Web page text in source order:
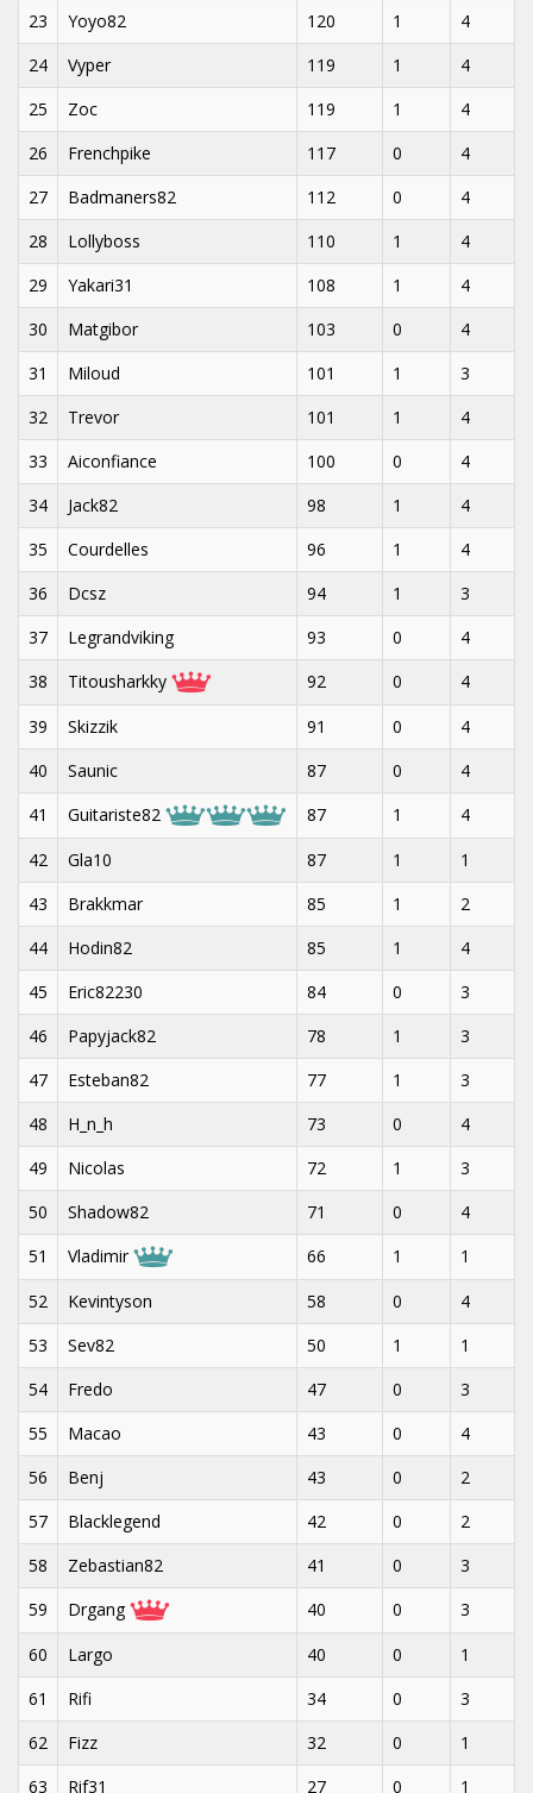
23
Yoyo82 120 1
4
24
Vyper 119 1
4
25
Zoc 119 1
4
26
Frenchpike 117 0
4
27
Badmaners82 112 0
4
28
Lollyboss 110 1
4
29
Yakari31 108 1
4
30
Matgibor 103 0
4
31
Miloud 101 1
3
32
Trevor 101 1
4
33
Aiconfiance 100 0
4
34
Jack82 98 1
4
35
Courdelles 96 1
4
36
Dcsz 94 1
3
37
Legrandviking 93 0
4
38
Titousharkky 92 0
4
39
Skizzik 91 0
4
40
Saunic 87 0
4
41
Guitariste82 87 1
4
42
Gla10 87 1
1
43
Brakkmar 85 1
2
44
Hodin82 85 1
4
45
Eric82230 84 0
3
46
Papyjack82 78 1
3
47
Esteban82 77 1
3
48
H_n_h 73 0
4
49
Nicolas 72 1
3
50
Shadow82 71 0
4
51
Vladimir 66 1
1
52
Kevintyson 58 0
4
53
Sev82 50 1
1
54
Fredo 47 0
3
55
Macao 43 0
4
56
Benj 43 0
2
57
Blacklegend 42 0
2
58
Zebastian82 41 0
3
59
Drgang 40 0
3
60
Largo 40 0
1
61
Rifi 34 0
3
62
Fizz 32 0
1
63
Rif31 27 0 1